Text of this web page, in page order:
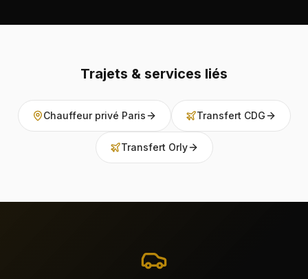
Trajets & services liés
Chauffeur privé Paris Transfert CDG
Transfert Orly